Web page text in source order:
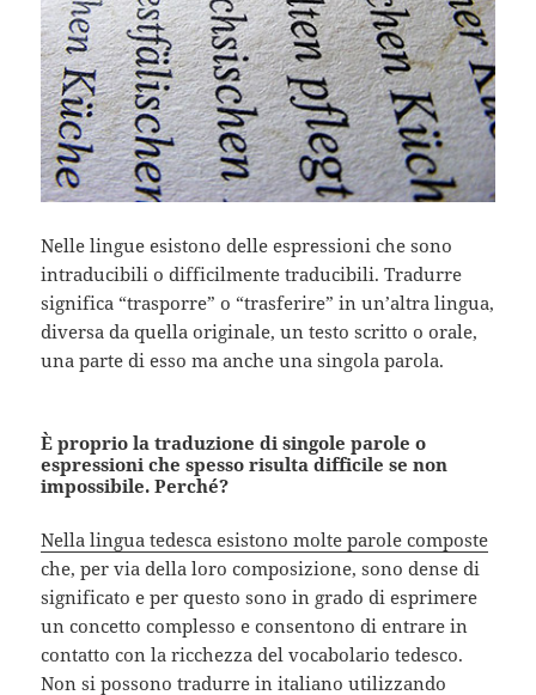
Nelle lingue esistono delle espressioni che sono
intraducibili o difficilmente traducibili. Tradurre
significa “trasporre” o “trasferire” in un’altra lingua,
diversa da quella originale, un testo scritto o orale,
una parte di esso ma anche una singola parola.
È proprio la traduzione di singole parole o
espressioni che spesso risulta difficile se non
impossibile. Perché?
Nella lingua tedesca esistono molte parole composte
che, per via della loro composizione, sono dense di
significato e per questo sono in grado di esprimere
un concetto complesso e consentono di entrare in
contatto con la ricchezza del vocabolario tedesco.
Non si possono tradurre in italiano utilizzando